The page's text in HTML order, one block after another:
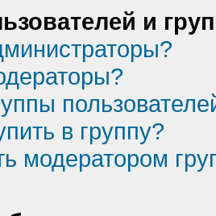
и
в группу?
модератором